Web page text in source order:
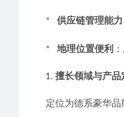
    *
供应链管理能力
    *
地理位置便利
擅长领域与产品
定位为德系豪